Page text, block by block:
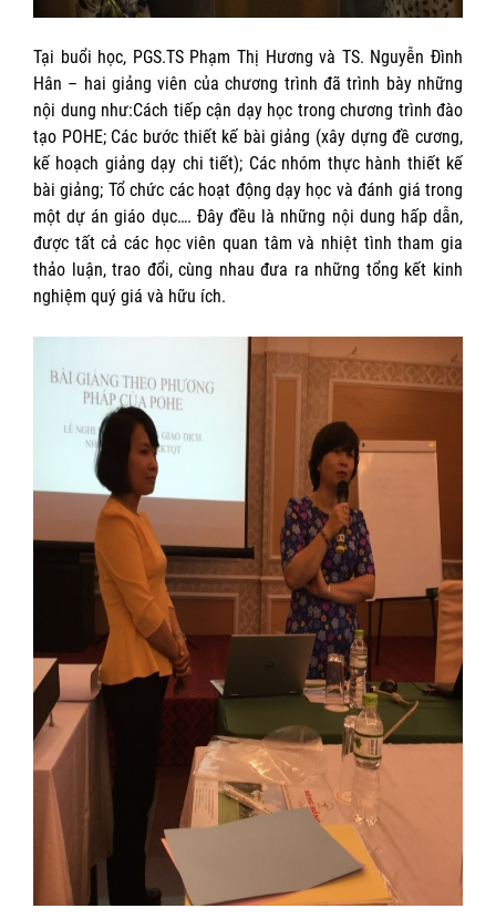
Tại buổi học, PGS.TS Phạm Thị Hương và TS. Nguyễn Đình
Hân – hai giảng viên của chương trình đã trình bày những
nội dung như:Cách tiếp cận dạy học trong chương trình đào
tạo POHE; Các bước thiết kế bài giảng (xây dựng đề cương,
kế hoạch giảng dạy chi tiết); Các nhóm thực hành thiết kế
bài giảng; Tổ chức các hoạt động dạy học và đánh giá trong
một dự án giáo dục…. Đây đều là những nội dung hấp dẫn,
được tất cả các học viên quan tâm và nhiệt tình tham gia
thảo luận, trao đổi, cùng nhau đưa ra những tổng kết kinh
nghiệm quý giá và hữu ích.